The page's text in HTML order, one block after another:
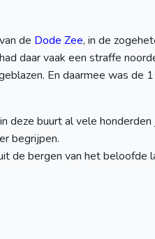
de Dode Zee, in de
daar vaak een straffe
En daarmee was de
deze buurt al vele
begrijpen.
de bergen van het beloofde